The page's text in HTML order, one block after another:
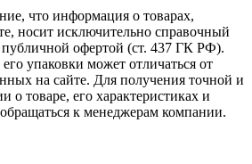
что информация о товарах,
носит исключительно справочный
публичной офертой (ст. 437 ГК РФ).
упаковки может отличаться от
на сайте. Для получения точной и
о товаре, его характеристиках и
к менеджерам компании.